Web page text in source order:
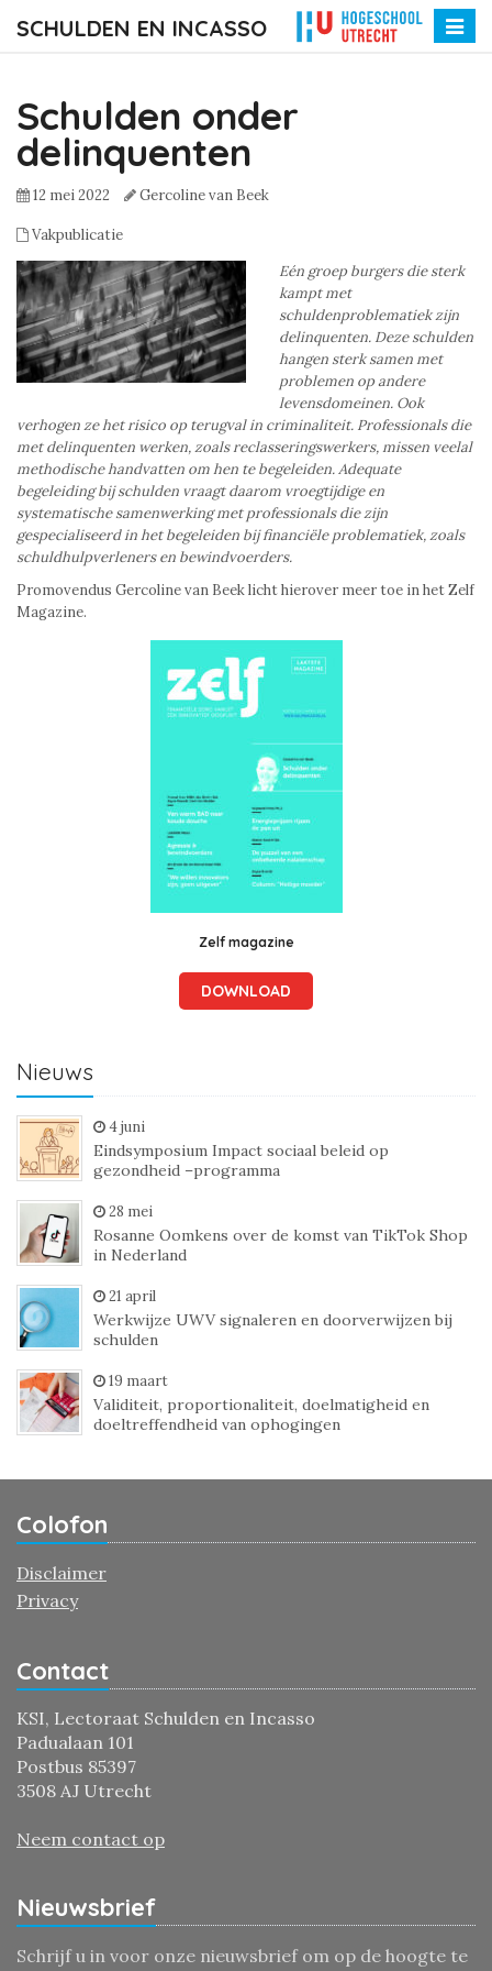
SCHULDEN EN INCASSO
Toggle
Schulden onder
delinquenten
12 mei 2022 Gercoline van Beek
Vakpublicatie
Eén groep burgers die sterk
kampt met
schuldenproblematiek zijn
delinquenten. Deze schulden
hangen sterk samen met
problemen op andere
levensdomeinen. Ook
verhogen ze het risico op terugval in criminaliteit. Professionals die
met delinquenten werken, zoals reclasseringswerkers, missen veelal
methodische handvatten om hen te begeleiden. Adequate
begeleiding bij schulden vraagt daarom vroegtijdige en
systematische samenwerking met professionals die zijn
gespecialiseerd in het begeleiden bij financiële problematiek, zoals
schuldhulpverleners en bewindvoerders.
Promovendus Gercoline van Beek licht hierover meer toe in het Zelf
Magazine.
Zelf magazine
DOWNLOAD
Nieuws
4 juni
Eindsymposium Impact sociaal beleid op
gezondheid –programma
28 mei
Rosanne Oomkens over de komst van TikTok Shop
in Nederland
21 april
Werkwijze UWV signaleren en doorverwijzen bij
schulden
19 maart
Validiteit, proportionaliteit, doelmatigheid en
doeltreffendheid van ophogingen
Colofon
Disclaimer
Privacy
Contact
KSI, Lectoraat Schulden en Incasso
Padualaan 101
Postbus 85397
3508 AJ Utrecht
Neem contact op
Nieuwsbrief
Schrijf u in voor onze nieuwsbrief om op de hoogte te